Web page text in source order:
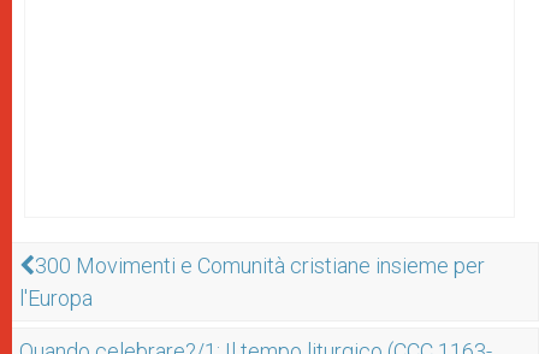
300 Movimenti e Comunità cristiane insieme per
l'Europa